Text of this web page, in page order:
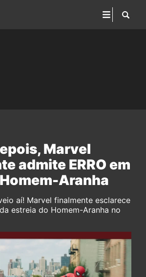
Marvel
admite ERRO em
Aranha
aí! Marvel finalmente esclarece
estreia do Homem-Aranha no